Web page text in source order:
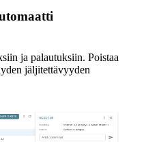
ja palautuksiin. Poistaa
jäljitettävyyden